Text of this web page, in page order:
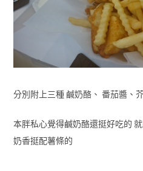
分別附上三種 鹹奶酪、 番茄醬、
本胖私心覺得鹹奶酪還挺好吃的
奶香挺配薯條的